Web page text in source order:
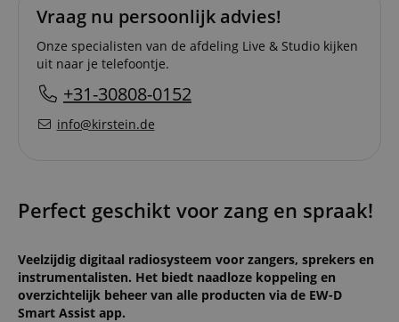
Vraag nu persoonlijk advies!
Onze specialisten van de afdeling Live & Studio kijken
uit naar je telefoontje.
+31-30808-0152
info@kirstein.de
Perfect geschikt voor zang en spraak!
Veelzijdig digitaal radiosysteem voor zangers, sprekers en
instrumentalisten. Het biedt naadloze koppeling en
overzichtelijk beheer van alle producten via de EW-D
Smart Assist app.